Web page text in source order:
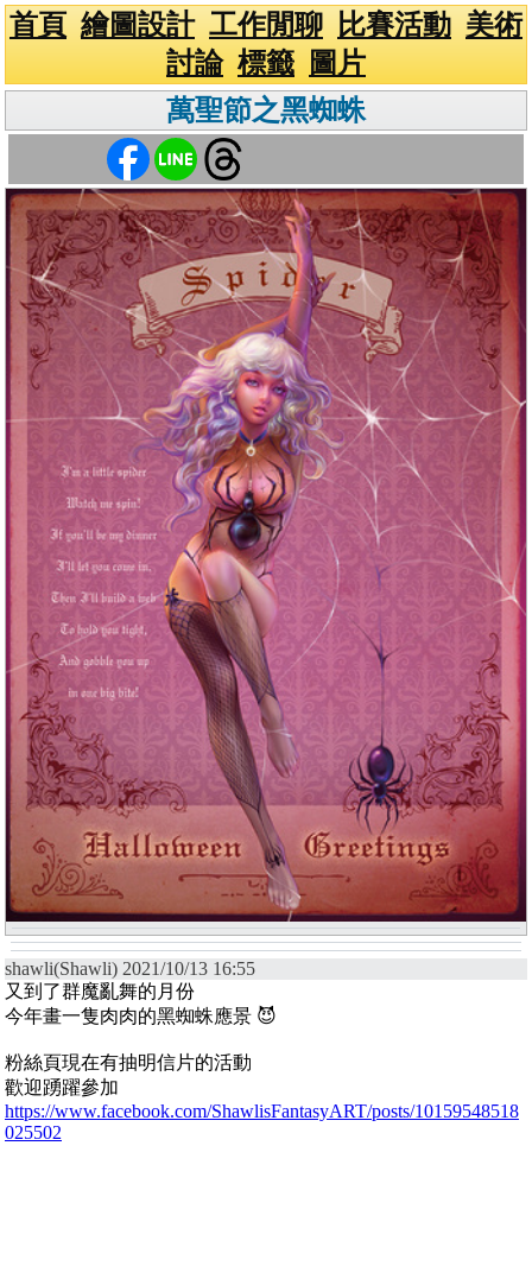
首頁 繪圖設計 工作閒聊 比賽活動 美術
討論 標籤
圖片
萬聖節之黑蜘蛛
shawli(Shawli) 2021/10/13 16:55
又到了群魔亂舞的月份
今年畫一隻肉肉的黑蜘蛛應景 😈
粉絲頁現在有抽明信片的活動
歡迎踴躍參加
https://www.facebook.com/ShawlisFantasyART/posts/10159548518
025502